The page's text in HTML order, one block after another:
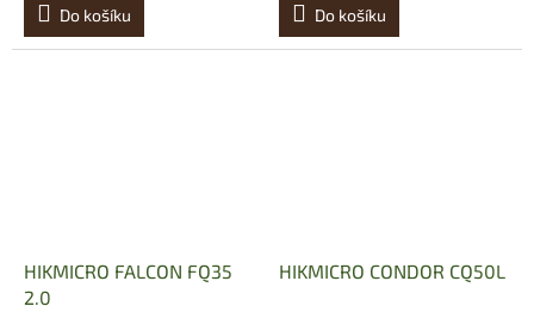
Do košíku Do košíku
HIKMICRO FALCON FQ35
2.0
HIKMICRO CONDOR CQ50L